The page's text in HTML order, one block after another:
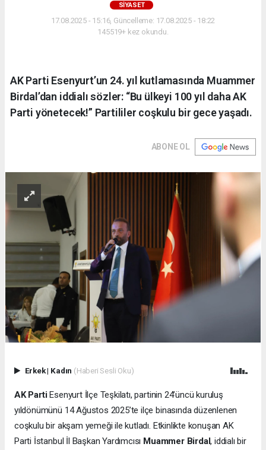
SIYASET
17.08.2025 - 15:16, Güncelleme: 17.08.2025 - 18:22
145519+ kez okundu.
AK Parti Esenyurt’un 24. yıl kutlamasında Muammer
Birdal’dan iddialı sözler: “Bu ülkeyi 100 yıl daha AK
Parti yönetecek!” Partililer coşkulu bir gece yaşadı.
ABONE OL
Erkek| Kadın (Haberi Sesli Oku)
AK PartiEsenyurt İlçe Teşkilatı, partinin 24’üncü kuruluş
yıldönümünü 14 Ağustos 2025’te ilçe binasında düzenlenen
coşkulu bir akşam yemeği ile kutladı. Etkinlikte konuşan AK
Parti İstanbul İl Başkan Yardımcısı Muammer Birdal, iddialı bir